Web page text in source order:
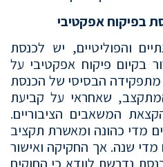
בפיקוח אפקטיבי
והפוליטיים, יש לכנסת
בקיום פיקוח אפקטיבי על
הבסיסי של הכנסת
שאחראי על קביעת
המשאבים הציבוריים.
מדי כהונה ומאשרת תקציב
שנה. אך החקיקה ואישור